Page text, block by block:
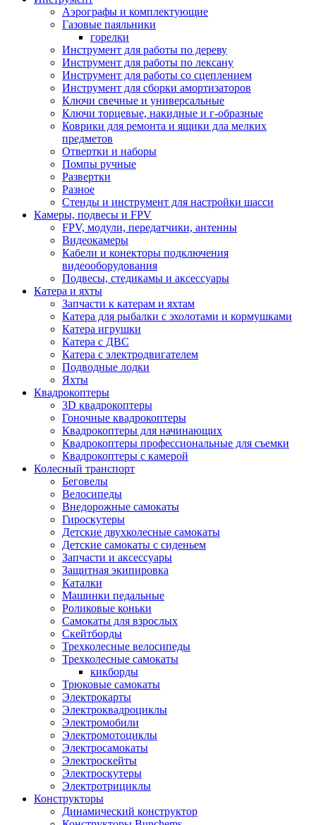
Аэрографы и комплектующие
Газовые паяльники
горелки
Инструмент для работы по дереву
Инструмент для работы по лексану
Инструмент для работы со сцеплением
Инструмент для сборки амортизаторов
Ключи свечные и универсальные
Ключи торцевые, накидные и г-образные
Коврики для ремонта и ящики дла мелких
предметов
Отвертки и наборы
Помпы ручные
Развертки
Разное
Стенды и инструмент для настройки шасси
Камеры, подвесы и FPV
FPV, модули, передатчики, антенны
Видеокамеры
Кабели и конекторы подключения
видеооборудования
Подвесы, стедикамы и аксессуары
Катера и яхты
Запчасти к катерам и яхтам
Катера для рыбалки с эхолотами и кормушками
Катера игрушки
Катера с ДВС
Катера с электродвигателем
Подводные лодки
Яхты
Квадрокоптеры
3D квадрокоптеры
Гоночные квадрокоптеры
Квадрокоптеры для начинающих
Квадрокоптеры профессиональные для съемки
Квадрокоптеры с камерой
Колесный транспорт
Беговелы
Велосипеды
Внедорожные самокаты
Гироскутеры
Детские двухколесные самокаты
Детские самокаты с сиденьем
Запчасти и аксессуары
Защитная экипировка
Каталки
Машинки педальные
Роликовые коньки
Самокаты для взрослых
Скейтборды
Трехколесные велосипеды
Трехколесные самокаты
кикборды
Трюковые самокаты
Электрокарты
Электроквадроциклы
Электромобили
Электромотоциклы
Электросамокаты
Электроскейты
Электроскутеры
Электротрициклы
Конструкторы
Динамический конструктор